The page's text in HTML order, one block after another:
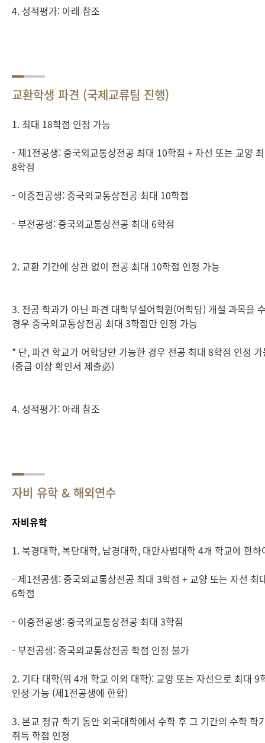
4. 성적평가: 아래 참조
교환학생 파견 (국제교류팀 진행)
1. 최대 18학점 인정 가능
- 제1전공생: 중국외교통상전공 최대 10학점 + 자선 또는 교양
8학점
- 이중전공생: 중국외교통상전공 최대 10학점
- 부전공생: 중국외교통상전공 최대 6학점
2. 교환 기간에 상관 없이 전공 최대 10학점 인정 가능
3. 전공 학과가 아닌 파견 대학부설어학원(어학당) 개설 과목을
경우 중국외교통상전공 최대 3학점만 인정 가능
* 단, 파견 학교가 어학당만 가능한 경우 전공 최대 8학점 인정
(중급 이상 확인서 제출必)
4. 성적평가: 아래 참조
자비 유학 & 해외연수
자비유학
1. 북경대학, 복단대학, 남경대학, 대만사범대학 4개 학교에 한하
- 제1전공생: 중국외교통상전공 최대 3학점 + 교양 또는 자선 최
6학점
- 이중전공생: 중국외교통상전공 최대 3학점
- 부전공생: 중국외교통상전공 학점 인정 불가
2. 기타 대학(위 4개 학교 이외 대학): 교양 또는 자선으로 최대 9
인정 가능 (제1전공생에 한함)
3. 본교 정규 학기 동안 외국대학에서 수학 후 그 기간의 수학 학
취득 학점 인정